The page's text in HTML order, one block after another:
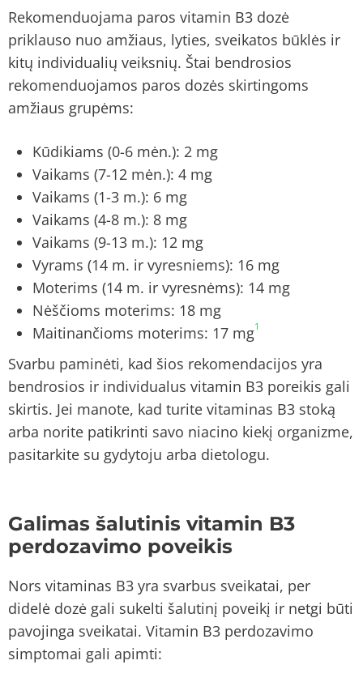
Rekomenduojama paros vitamin B3 dozė
priklauso nuo amžiaus, lyties, sveikatos būklės ir
kitų individualių veiksnių. Štai bendrosios
rekomenduojamos paros dozės skirtingoms
amžiaus grupėms:
Kūdikiams (0-6 mėn.): 2 mg
Vaikams (7-12 mėn.): 4 mg
Vaikams (1-3 m.): 6 mg
Vaikams (4-8 m.): 8 mg
Vaikams (9-13 m.): 12 mg
Vyrams (14 m. ir vyresniems): 16 mg
Moterims (14 m. ir vyresnėms): 14 mg
Nėščioms moterims: 18 mg
Maitinančioms moterims: 17 mg1
Svarbu paminėti, kad šios rekomendacijos yra
bendrosios ir individualus vitamin B3 poreikis gali
skirtis. Jei manote, kad turite vitaminas B3 stoką
arba norite patikrinti savo niacino kiekį organizme,
pasitarkite su gydytoju arba dietologu.
Galimas šalutinis vitamin B3
perdozavimo poveikis
Nors vitaminas B3 yra svarbus sveikatai, per
didelė dozė gali sukelti šalutinį poveikį ir netgi būti
pavojinga sveikatai. Vitamin B3 perdozavimo
simptomai gali apimti: